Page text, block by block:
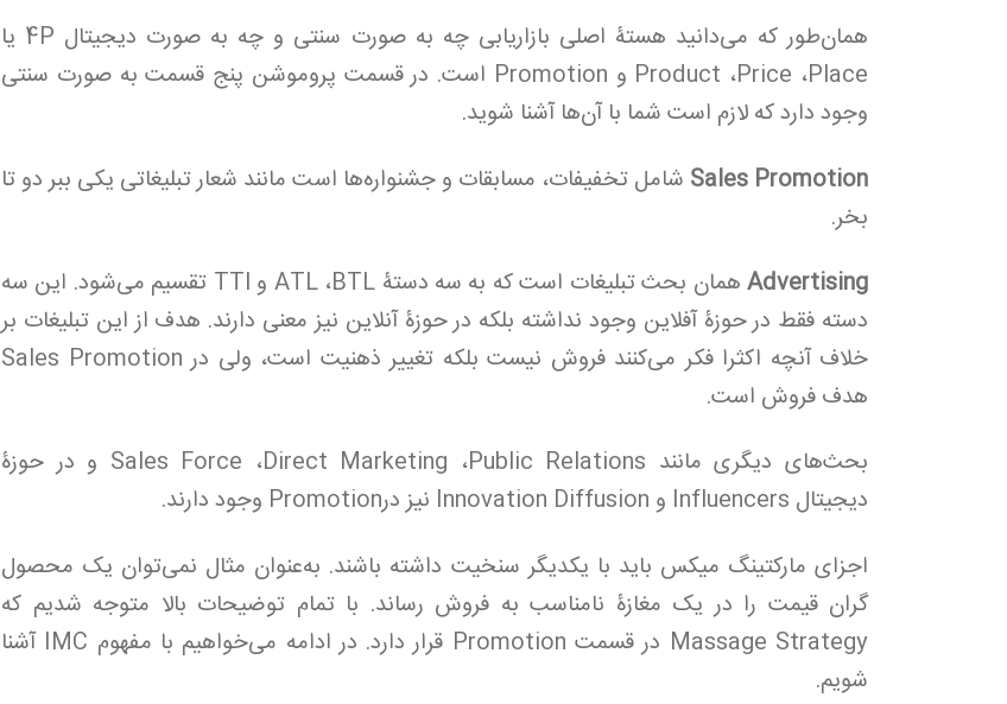
همان‌طور که می‌دانید هستۀ اصلی بازاریابی چه به صورت سنتی و چه به صورت دیجیتال 4P یا
Product ،Price ،Place و Promotion است. در قسمت پروموشن پنج قسمت به صورت سنتی
وجود دارد که لازم است شما با آن‌ها آشنا شوید.
Sales Promotion شامل تخفیفات، مسابقات و جشنواره‌ها است مانند شعار تبلیغاتی یکی ببر دو تا
بخر.
Advertising
همان بحث تبلیغات است که به سه دستۀ ATL ،BTL و TTl تقسیم می‌شود. این سه
دسته فقط در حوزۀ آفلاین وجود نداشته بلکه در حوزۀ آنلاین نیز معنی دارند. هدف از این تبلیغات بر
خلاف آنچه اکثرا فکر می‌کنند فروش نیست بلکه تغییر ذهنیت است، ولی در Sales Promotion
هدف فروش است.
بحث‌های دیگری مانند Sales Force ،Direct Marketing ،Public Relations و در حوزۀ
دیجیتال Influencers و Innovation Diffusion نیز درPromotion وجود دارند.
اجزای مارکتینگ میکس باید با یکدیگر سنخیت داشته باشند. به‌عنوان مثال نمی‌توان یک محصول
گران‌ قیمت را در یک مغازۀ نامناسب به فروش رساند. با تمام توضیحات بالا متوجه شدیم که
Massage Strategy در قسمت Promotion قرار دارد. در ادامه می‌خواهیم با مفهوم IMC آشنا
شویم.